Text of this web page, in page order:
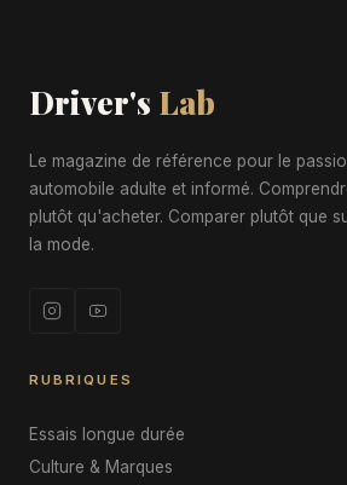
Driver's Lab
Le magazine de référence pour le
automobile adulte et informé.
plutôt qu'acheter. Comparer plutôt que
la mode.
RUBRIQUES
Essais longue durée
Culture & Marques